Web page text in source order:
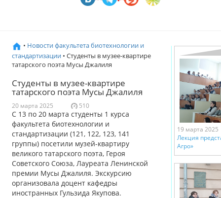
• Новости факультета биотехнологии и
стандартизации • Студенты в музее-квартире
татарского поэта Мусы Джалиля
Студенты в музее-квартире
татарского поэта Мусы Джалиля
20 марта 2025 510
С 13 по 20 марта студенты 1 курса
факультета биотехнологии и
стандартизации (121, 122, 123, 141
группы) посетили музей-квартиру
великого татарского поэта, Героя
Советского Союза, Лауреата Ленинской
премии Мусы Джалиля. Экскурсию
организовала доцент кафедры
иностранных Гульзида Якупова.
19 марта 2025
Лекция
Агро»